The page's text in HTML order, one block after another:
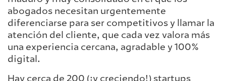
abogados necesitan urgentemente
diferenciarse para ser competitivos y llamar la
atención del cliente, que cada vez valora más
una experiencia cercana, agradable y 100%
digital.
Hay cerca de 200 (¡y creciendo!) startups